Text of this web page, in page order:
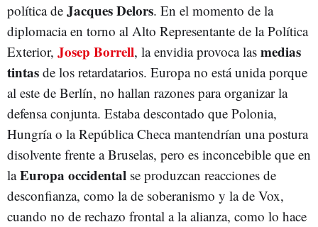
política de Jacques Delors. En el momento de la
diplomacia en torno al Alto Representante de la Política
Exterior, Josep Borrell, la envidia provoca las medias
tintas de los retardatarios. Europa no está unida porque
al este de Berlín, no hallan razones para organizar la
defensa conjunta. Estaba descontado que Polonia,
Hungría o la República Checa mantendrían una postura
disolvente frente a Bruselas, pero es inconcebible que en
laEuropa occidental se produzcan reacciones de
desconfianza, como la de soberanismo y la de Vox,
cuando no de rechazo frontal a la alianza, como lo hace